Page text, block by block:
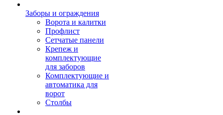
Заборы и ограждения
Ворота и калитки
Профлист
Сетчатые панели
Крепеж и
комплектующие
для заборов
Комплектующие и
автоматика для
ворот
Столбы